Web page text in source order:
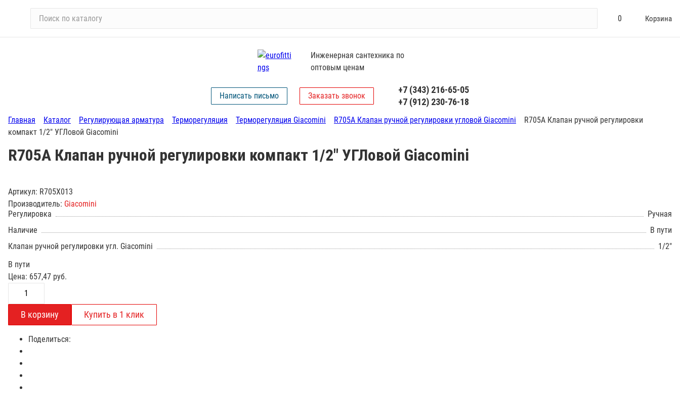
и
т
а
о
0 Корзина
Инженерная сантехника по
оптовым ценам
Написать письмо Заказать звонок
+7 (343) 216-65-05
+7 (912) 230-76-18
Главная Каталог Регулирующая арматура Терморегуляция Терморегуляция Giacomini R705A Клапан ручной регулировки угловой Giacomini
R705A Клапан ручной регулировки
компакт 1/2" УГЛовой Giacomini
R705A Клапан ручной регулировки компакт 1/2" УГЛовой Giacomini
Артикул: R705X013
Производитель: Giacomini
Регулировка
Ручная
Наличие
В пути
Клапан ручной регулировки угл. Giacomini
1/2"
В пути
Цена: 657,47 руб.
Поделиться: